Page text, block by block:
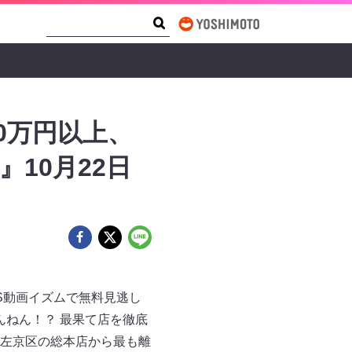
円以上、
10月22日
画イズムで無料見逃し
ねん！？ 最果て店を徹底
京区の総本店から最も離